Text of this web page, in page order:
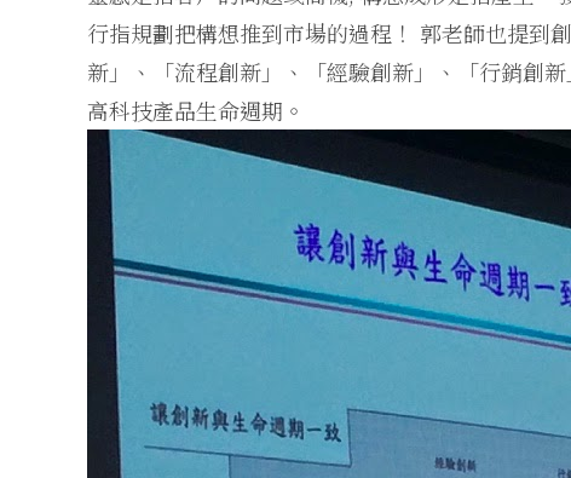
行指規劃把構想推到市場的過程！ 郭老師也提到
新」、「流程創新」、「經驗創新」、「行銷創
高科技產品生命週期。